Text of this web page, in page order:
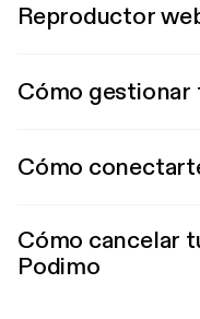
Reproductor
Cómo
Cómo
Cómo cancelar
Podimo